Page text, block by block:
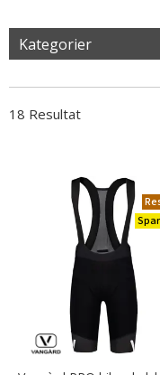
Kategorier
18 Resultat